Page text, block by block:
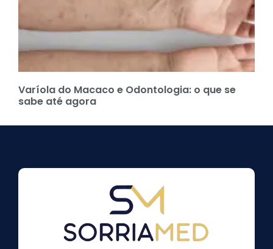
Varíola do Macaco e Odontologia: o que se
sabe até agora